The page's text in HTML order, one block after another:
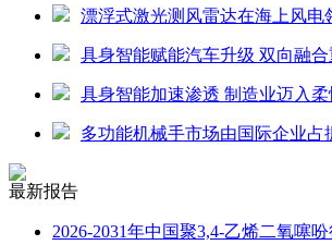
漂浮式激光测风雷达在海上风电
具身智能赋能汽车升级 双向融
具身智能加速渗透 制造业迈入
多功能机械手市场由国际企业占
最新报告
2026-2031年中国聚3,4-乙烯二氧噻